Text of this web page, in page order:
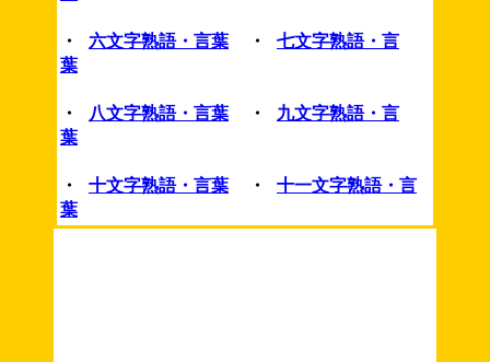
・ 六文字熟語・言葉 ・
七文字熟語・言
葉
・ 八文字熟語・言葉 ・
九文字熟語・言
葉
・ 十文字熟語・言葉 ・
十一文字熟語・言
葉